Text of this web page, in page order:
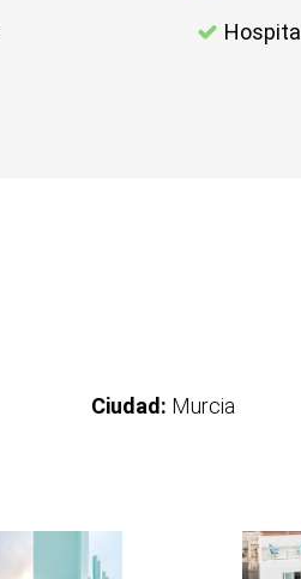
Hospital
Ciudad: Murcia